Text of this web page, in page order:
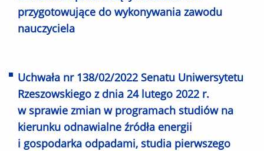
przygotowujące do wykonywania zawodu
nauczyciela
Uchwała nr 138/02/2022 Senatu Uniwersytetu
Rzeszowskiego z dnia 24 lutego 2022 r.
w sprawie zmian w programach studiów na
kierunku odnawialne źródła energii
i gospodarka odpadami, studia pierwszego